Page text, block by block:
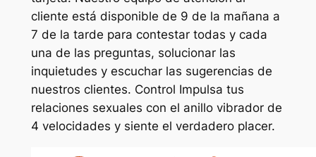
cliente está disponible de 9 de la mañana a
7 de la tarde para contestar todas y cada
una de las preguntas, solucionar las
inquietudes y escuchar las sugerencias de
nuestros clientes. Control Impulsa tus
relaciones sexuales con el anillo vibrador de
4 velocidades y siente el verdadero placer.